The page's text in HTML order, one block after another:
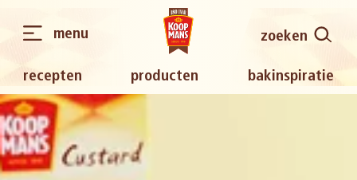
recepten producten bakinspiratie
zoeken
menu